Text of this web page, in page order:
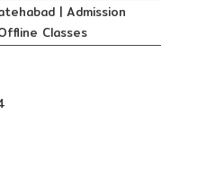
| Admission
Classes